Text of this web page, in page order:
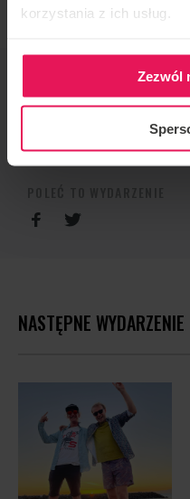
korzystania z ich usług.
Zezwól
ORGANIZATOR IMPREZY
Flyspot
KONTAKT W SPRAWIE
NASTĘPNE WYDARZENIE